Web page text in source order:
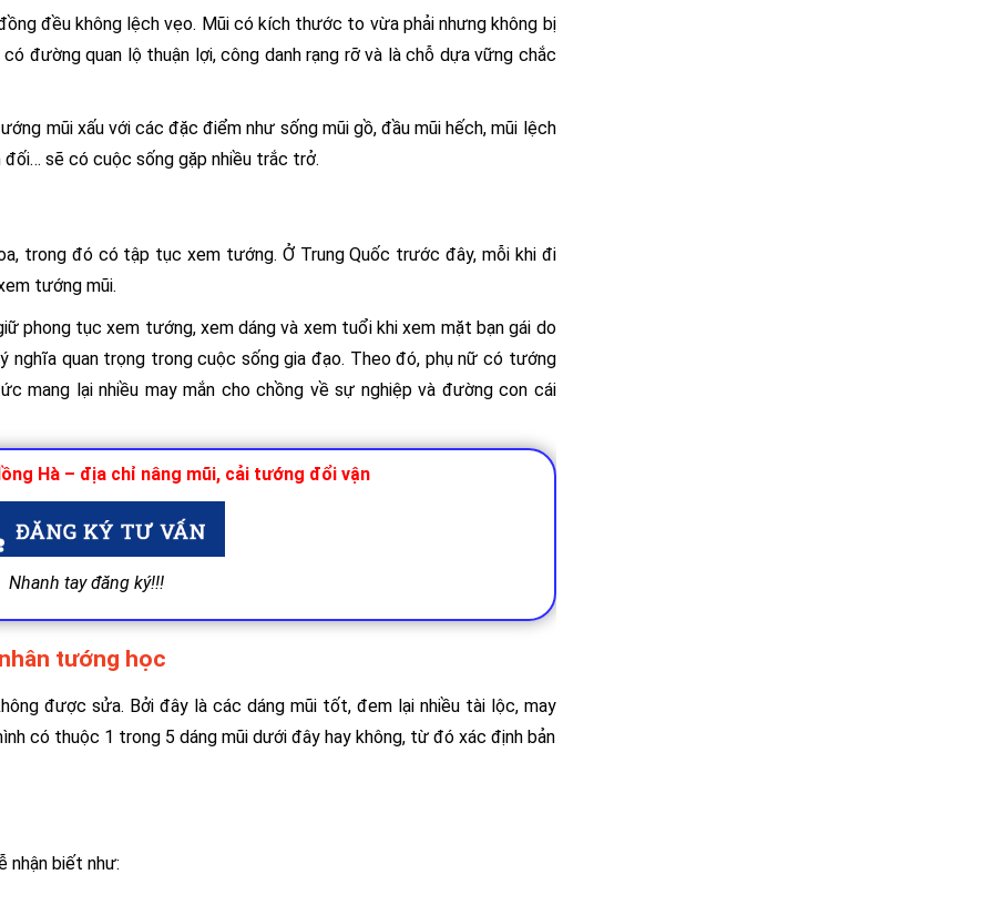
đều không lệch vẹo. Mũi có kích thước to vừa phải nhưng không bị
đường quan lộ thuận lợi, công danh rạng rỡ và là chỗ dựa vững chắc
mũi xấu với các đặc điểm như sống mũi gồ, đầu mũi hếch, mũi lệch
đối… sẽ có cuộc sống gặp nhiều trắc trở.
trong đó có tập tục xem tướng. Ở Trung Quốc trước đây, mỗi khi đi
tướng mũi.
phong tục xem tướng, xem dáng và xem tuổi khi xem mặt bạn gái do
nghĩa quan trọng trong cuộc sống gia đạo. Theo đó, phụ nữ có tướng
mang lại nhiều may mắn cho chồng về sự nghiệp và đường con cái
Hà – địa chỉ nâng mũi, cải tướng đổi vận
Nhanh tay đăng ký!!!
tướng học
được sửa. Bởi đây là các dáng mũi tốt, đem lại nhiều tài lộc, may
có thuộc 1 trong 5 dáng mũi dưới đây hay không, từ đó xác định bản
nhận biết như: